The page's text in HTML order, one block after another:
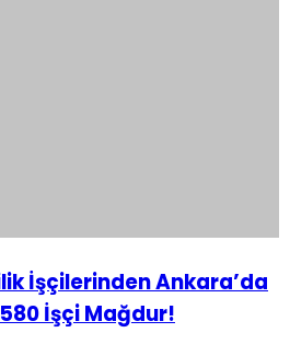
İşçilerinden Ankara’da
İşçi Mağdur!